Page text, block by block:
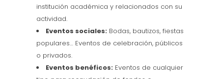
institución académica y relacionados con su
actividad.
Eventos sociales: Bodas, bautizos, fiestas
populares… Eventos de celebración, públicos
o privados.
Eventos benéficos: Eventos de cualquier